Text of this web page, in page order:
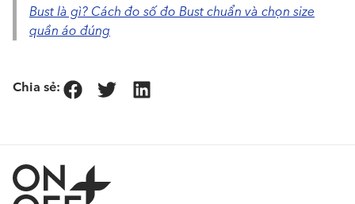
Bust là gì? Cách đo số đo Bust chuẩn và chọn size
quần áo đúng
Chia sẻ: